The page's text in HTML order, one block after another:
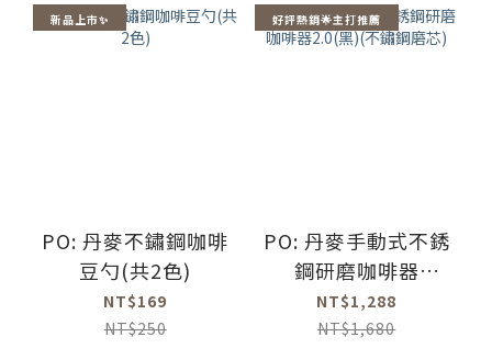
新品上市✨
PO: 丹麥不鏽鋼咖啡
豆勺(共2色)
NT$169
NT$250
好評熱銷🌟主打推薦
PO: 丹麥手動式不銹
鋼研磨咖啡器
2.0(黑)(不鏽鋼磨
芯)
NT$1,288
NT$1,680